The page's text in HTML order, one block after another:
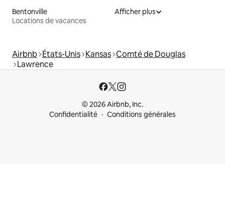
Bentonville
Locations de vacances
Afficher plus
Airbnb États-Unis Kansas Comté de Douglas
Lawrence
© 2026 Airbnb, Inc.
Confidentialité
Conditions générales